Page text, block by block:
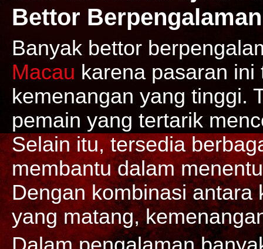
Bettor Berpengalaman
Banyak bettor
Macau karena pasaran
kemenangan yang tinggi.
pemain yang tertarik
Selain itu, tersedia
membantu dalam
Dengan kombinasi antara
yang matang,